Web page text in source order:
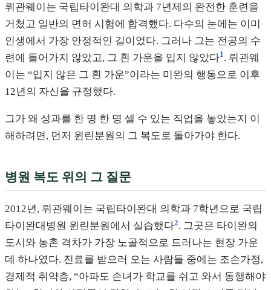
뤼관웨이는 국립타이완대 의학과 7년제의 완전한 훈련을
거쳤고 일반의 면허 시험에 합격했다. 다수의 눈에는 이미
인생에서 가장 안정적인 길이었다. 그러나 그는 전공의 수
련에 들어가지 않았고, 그 흰 가운을 입지 않았다1. 뤼관웨
이는 “입지 않은 그 흰 가운”이라는 미완의 행동으로 이후
12년의 자신을 규정했다.
그가 왜 성과를 한 명 한 명 셀 수 있는 직업을 놓았는지 이
해하려면, 먼저 윈린분원의 그 복도로 돌아가야 한다.
병원 복도 위의 그 질문
2012년, 뤼관웨이는 국립타이완대 의학과 7학년으로 국립
타이완대병원 윈린분원에서 실습했다2. 그곳은 타이완의
도시와 농촌 격차가 가장 노골적으로 드러나는 현장 가운
데 하나였다. 진료를 받으러 오는 사람들 중에는 조손가정,
경제적 취약층, “아파도 손녀가 학교를 쉬고 와서 동행해야